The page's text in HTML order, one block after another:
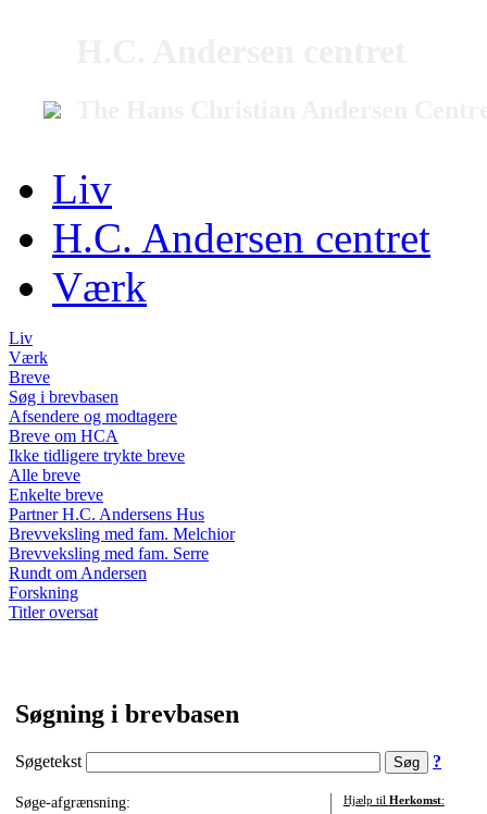
Liv
H.C. Andersen centret
Værk
Liv
Værk
Breve
Søg i brevbasen
Afsendere og modtagere
Breve om HCA
Ikke tidligere trykte breve
Alle breve
Enkelte breve
Partner H.C. Andersens Hus
Brevveksling med fam. Melchior
Brevveksling med fam. Serre
Rundt om Andersen
Forskning
Titler oversat
Søgning i brevbasen
Søgetekst ?
Søge-afgrænsning:
Hjælp til Herkomst: